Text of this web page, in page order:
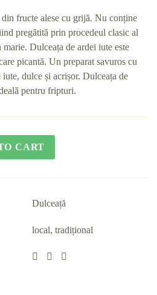
fructe alese cu grijă. Nu conține
pregătită prin procedeul clasic al
Dulceața de ardei iute este
picantă. Un preparat savuros cu
dulce și acrișor. Dulceața de
pentru fripturi.
CART
Dulceață
local, tradițional